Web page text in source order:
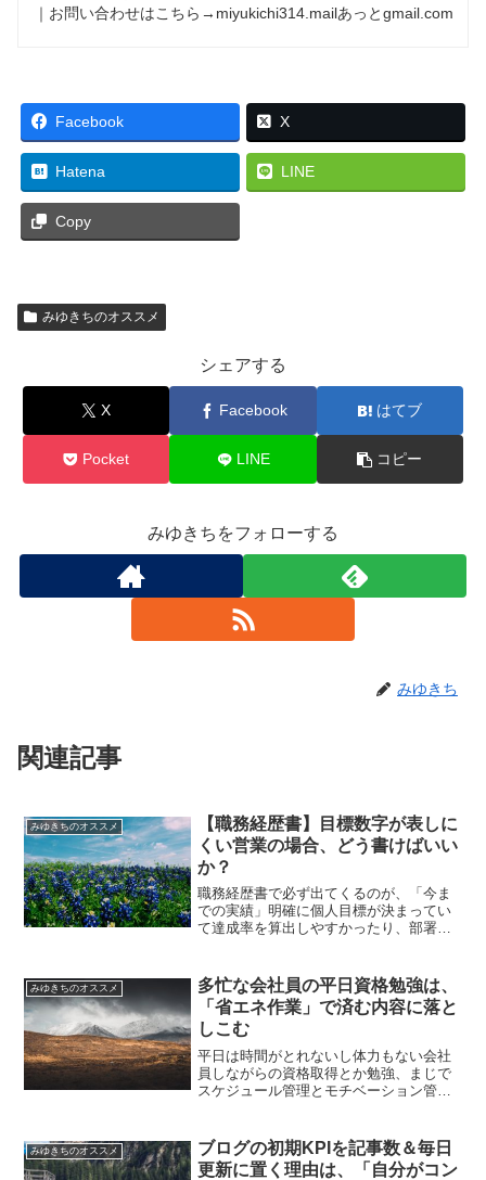
｜お問い合わせはこちら→miyukichi314.mailあっとgmail.com
Facebook X
Hatena LINE
Copy
みゆきちのオススメ
シェアする
X Facebook はてブ
Pocket LINE コピー
みゆきちをフォローする
みゆきち
関連記事
みゆきちのオススメ
【職務経歴書】目標数字が表しに
くい営業の場合、どう書けばいい
か？
職務経歴書で必ず出てくるのが、「今ま
での実績」明確に個人目標が決まってい
て達成率を算出しやすかったり、部署・
か、数字で表しやすいタイプの営業職な
ら「実績」は事実の記載で...
みゆきちのオススメ
多忙な会社員の平日資格勉強は、
「省エネ作業」で済む内容に落と
しこむ
平日は時間がとれないし体力もない会社
員しながらの資格取得とか勉強、まじで
スケジュール管理とモチベーション管理
は自分を褒めよう。挑戦しているのが偉
いって。時間の確保も悩み...
みゆきちのオススメ
ブログの初期KPIを記事数＆毎日
更新に置く理由は、「自分がコン